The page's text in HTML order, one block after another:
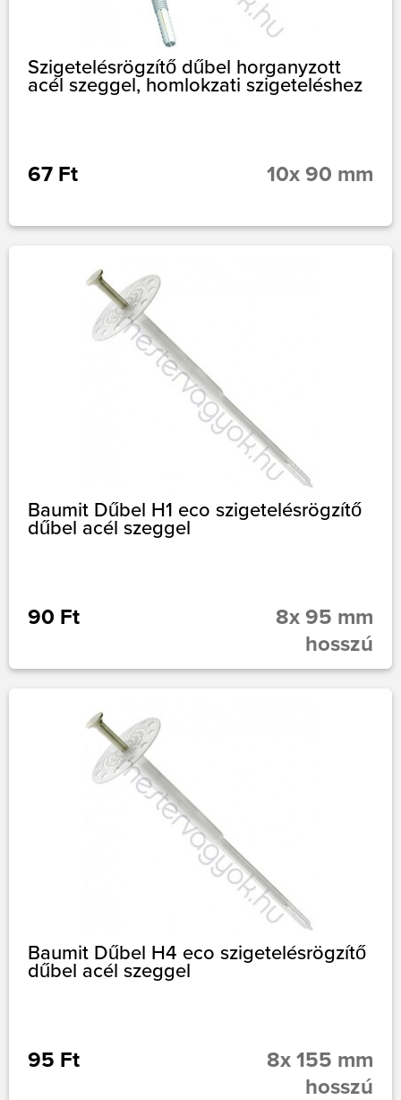
Szigetelésrögzítő dűbel horganyzott
acél szeggel, homlokzati szigeteléshez
67 Ft 10x 90 mm
Baumit Dűbel H1 eco szigetelésrögzítő
dűbel acél szeggel
90 Ft
8x 95 mm
hosszú
Baumit Dűbel H4 eco szigetelésrögzítő
dűbel acél szeggel
95 Ft
8x 155 mm
hosszú